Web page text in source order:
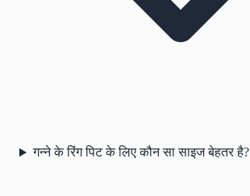
गन्ने के रिंग पिट के लिए कौन सा साइज बेहतर है?